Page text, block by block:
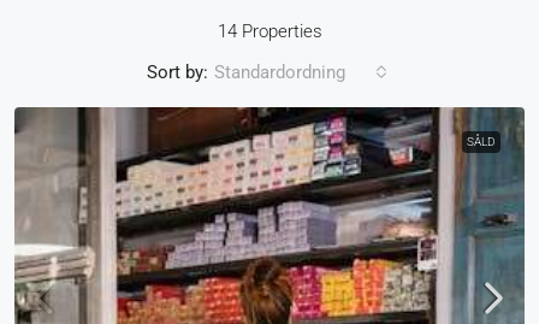
14 Properties
Sort by: Standardordning
SÅLD